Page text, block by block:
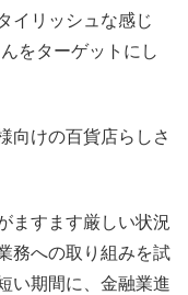
イリッシュな感じ
をターゲットにし
向けの百貨店らしさ
ますます厳しい状況
務への取り組みを試
い期間に、金融業進